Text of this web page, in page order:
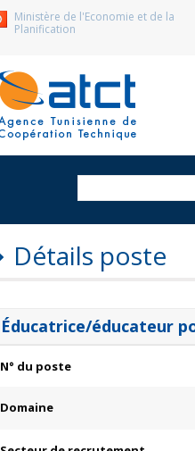
Ministère de l'Economie et de la
Planification
Détails poste
Éducatrice/éducateur
N° du poste
Domaine